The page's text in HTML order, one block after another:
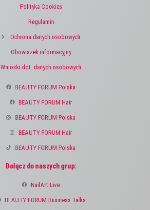
Polityka Cookies
Regulamin
Ochrona danych osobowych
Obowiązek informacyjny
Wnioski dot. danych osobowych
BEAUTY FORUM Polska
BEAUTY FORUM Hair
BEAUTY FORUM Polska
BEAUTY FORUM Hair
BEAUTY FORUM Polska
Dołącz do naszych grup:
NailArt Live
BEAUTY FORUM Business Talks